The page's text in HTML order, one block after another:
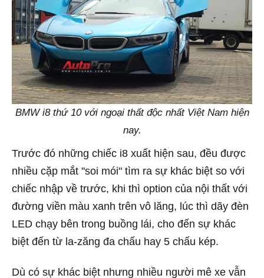
BMW i8 thứ 10 với ngoại thất độc nhất Việt Nam hiện
nay.
Trước đó những chiếc i8 xuất hiện sau, đều được
nhiều cặp mắt "soi mói" tìm ra sự khác biệt so với
chiếc nhập về trước, khi thì option của nội thất với
đường viền màu xanh trên vô lăng, lúc thì dãy đèn
LED chạy bên trong buồng lái, cho đến sự khác
biệt đến từ la-zăng đa chấu hay 5 chấu kép.
Dù có sự khác biệt nhưng nhiều người mê xe vẫn